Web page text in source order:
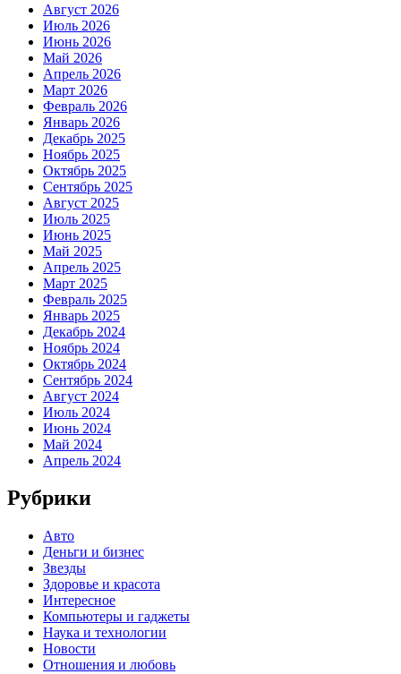
Август 2026
Июль 2026
Июнь 2026
Май 2026
Апрель 2026
Март 2026
Февраль 2026
Январь 2026
Декабрь 2025
Ноябрь 2025
Октябрь 2025
Сентябрь 2025
Август 2025
Июль 2025
Июнь 2025
Май 2025
Апрель 2025
Март 2025
Февраль 2025
Январь 2025
Декабрь 2024
Ноябрь 2024
Октябрь 2024
Сентябрь 2024
Август 2024
Июль 2024
Июнь 2024
Май 2024
Апрель 2024
Рубрики
Авто
Деньги и бизнес
Звезды
Здоровье и красота
Интересное
Компьютеры и гаджеты
Наука и технологии
Новости
Отношения и любовь